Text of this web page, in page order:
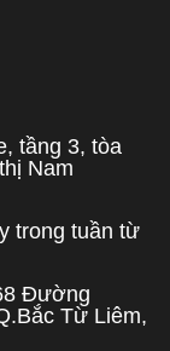
tầng 3, tòa
Nam
trong tuần từ
Đường
Từ Liêm,